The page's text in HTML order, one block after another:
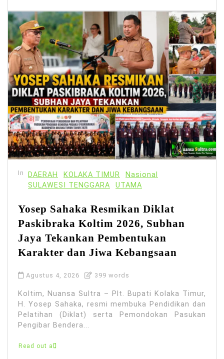
In DAERAH KOLAKA TIMUR
Nasional
SULAWESI TENGGARA
UTAMA
Yosep Sahaka Resmikan Diklat
Paskibraka Koltim 2026, Subhan
Jaya Tekankan Pembentukan
Karakter dan Jiwa Kebangsaan
Agustus 4, 2026 399 words
Koltim, Nuansa Sultra – Plt. Bupati Kolaka Timur,
H. Yosep Sahaka, resmi membuka Pendidikan dan
Pelatihan (Diklat) serta Pemondokan Pasukan
Pengibar Bendera...
Read out all